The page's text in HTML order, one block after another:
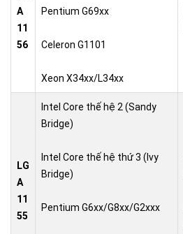
A
11
56
Pentium G69xx
Celeron G1101
Xeon X34xx/L34xx
LG
A
11
55
Intel Core thế hệ 2 (Sandy
Bridge)
Intel Core thế hệ thứ 3 (Ivy
Bridge)
Pentium G6xx/G8xx/G2xxx